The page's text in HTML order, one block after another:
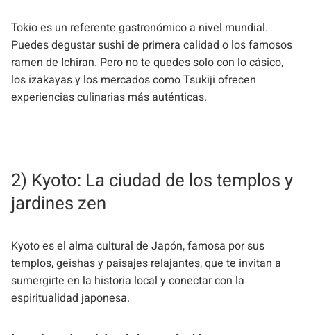
Tokio es un referente gastronómico a nivel mundial.
Puedes degustar sushi de primera calidad o los famosos
ramen de Ichiran. Pero no te quedes solo con lo cásico,
los izakayas y los mercados como Tsukiji ofrecen
experiencias culinarias más auténticas.
2) Kyoto: La ciudad de los templos y
jardines zen
Kyoto es el alma cultural de Japón, famosa por sus
templos, geishas y paisajes relajantes, que te invitan a
sumergirte en la historia local y conectar con la
espiritualidad japonesa.